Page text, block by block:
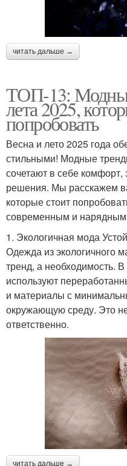
читать дальше →
ТОП-13:
лета 2025,
попробовать
Весна и лето 2025 года
стильными! Модные
сочетают в себе комфорт,
решения. Мы расскажем
которые стоит
современным и
1. Экологичная мода
Одежда из экологичного
тренд, а необходимость.
используют
и материалы с
окружающую среду. Это
ответственно.
читать дальше →